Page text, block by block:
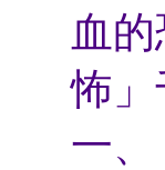
血
怖」
一